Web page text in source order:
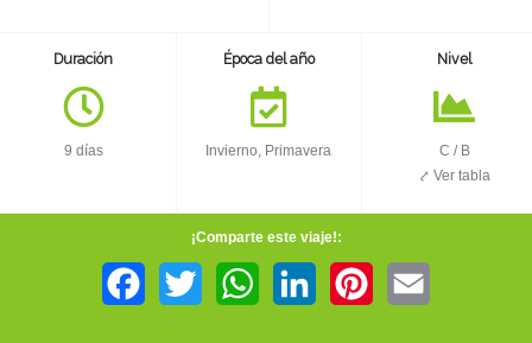
CONTACTO
Duración
9 días
Época del año
Invierno, Primavera
Nivel
C / B
⤤ Ver tabla
¡Comparte este viaje!:
FacebookTwitter WhatsAppLinkedIn Pinterest